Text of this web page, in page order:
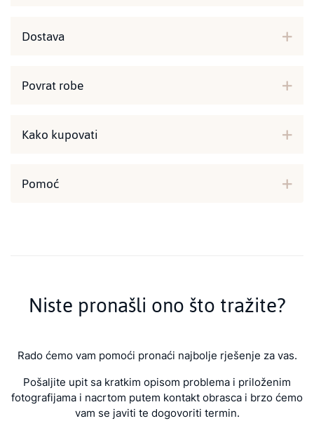
Dostava
Povrat robe
Kako kupovati
Pomoć
Niste pronašli ono što tražite?
Rado ćemo vam pomoći pronaći najbolje rješenje za vas.
Pošaljite upit sa kratkim opisom problema i priloženim
fotografijama i nacrtom putem kontakt obrasca i brzo ćemo
vam se javiti te dogovoriti termin.